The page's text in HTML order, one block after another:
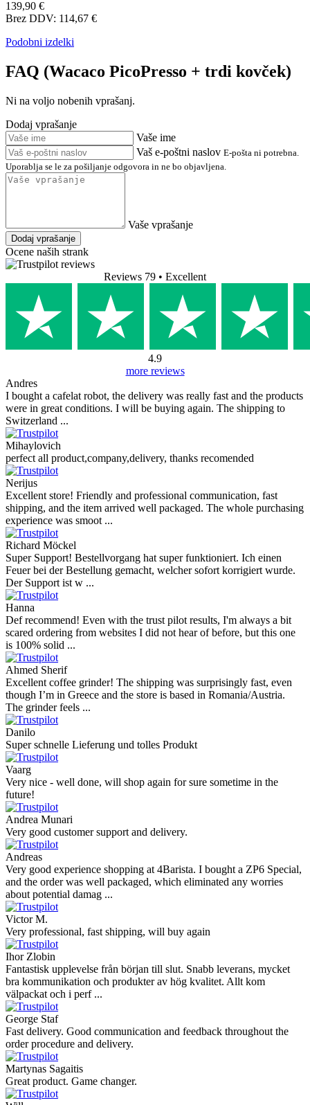
FAQ - Vprašanja o izdelku
Wacaco PicoPresso + trdi
kovček
Iščete dodatne informacije o Wacaco PicoPresso + trdi kovček?
V našem razdelku za tehnično podporo boste našli pogosto
zastavljena vprašanja (FAQ) in odgovore v zvezi s funkcijami,
parametri in uporabo tega izdelka. Če imate specifično vprašanje o
Wacaco PicoPresso + trdi kovček, ga dodajte v spodnji forum za
Podobni izdelki
FAQ (Wacaco PicoPresso + trdi kovček)
Ni na voljo nobenih vprašanj.
Dodaj vprašanje
Vaše ime
Vaš e-poštni naslov
E-pošta ni potrebna.
Uporablja se le za pošiljanje odgovora in ne bo objavljena.
Dodaj vprašanje
Ocene naših strank
4.9
more reviews
Andres
I bought a cafelat robot, the delivery was really fast and the products
were in great conditions. I will be buying again. The shipping to
Switzerland ...
Mihaylovich
perfect all product,company,delivery, thanks recomended
Nerijus
Excellent store! Friendly and professional communication, fast
shipping, and the item arrived well packaged. The whole purchasing
experience was smoot ...
Richard Möckel
Super Support! Bestellvorgang hat super funktioniert. Ich einen
Feuer bei der Bestellung gemacht, welcher sofort korrigiert wurde.
Der Support ist w ...
Hanna
Def recommend! Even with the trust pilot results, I'm always a bit
scared ordering from websites I did not hear of before, but this one
is 100% solid ...
Ahmed Sherif
Excellent coffee grinder! The shipping was surprisingly fast, even
though I’m in Greece and the store is based in Romania/Austria.
The grinder feels ...
Danilo
Super schnelle Lieferung und tolles Produkt
Vaarg
Very nice - well done, will shop again for sure sometime in the
future!
Andrea Munari
Very good customer support and delivery.
Andreas
Very good experience shopping at 4Barista. I bought a ZP6 Special,
and the order was well packaged, which eliminated any worries
about potential damag ...